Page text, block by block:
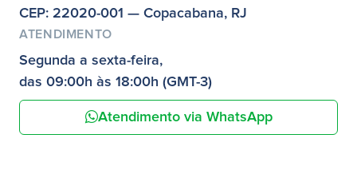
CEP: 22020-001 — Copacabana, RJ
ATENDIMENTO
Segunda a sexta-feira,
das 09:00h às 18:00h (GMT-3)
Atendimento via WhatsApp